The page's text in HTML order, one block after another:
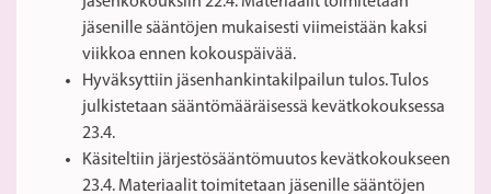
jäsenille sääntöjen mukaisesti viimeistään kaksi
viikkoa ennen kokouspäivää.
Hyväksyttiin jäsenhankintakilpailun tulos. Tulos
julkistetaan sääntömääräisessä kevätkokouksessa
23.4.
Käsiteltiin järjestösääntömuutos kevätkokoukseen
23.4. Materiaalit toimitetaan jäsenille sääntöjen